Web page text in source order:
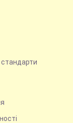
стандарти